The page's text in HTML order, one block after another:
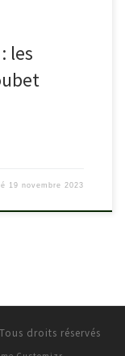
les
19 novembre 2023
droits réservés